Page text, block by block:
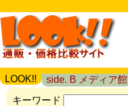
LOOK!! side. B メディア館
キーワード